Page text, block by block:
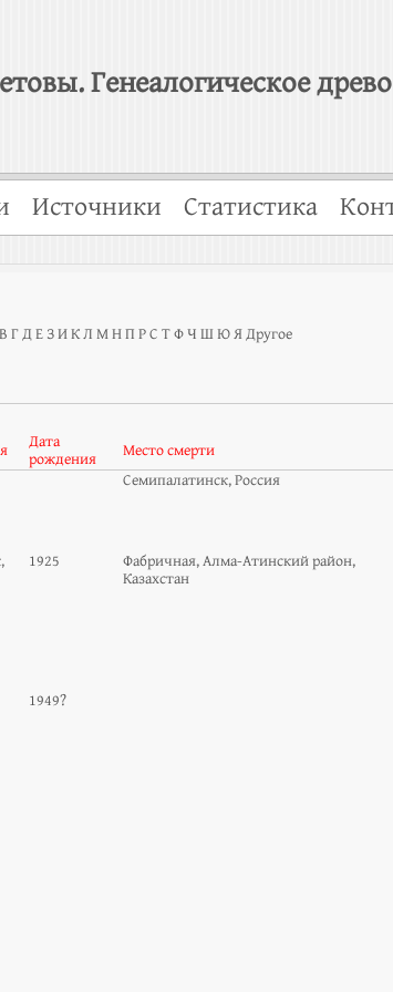
Генеалогическое древо
Источники Статистика
В ГД Е ЗИКЛ МНП РС ТФЧ ШЮЯДругое
Дата
рождения
Место смерти
Семипалатинск, Россия
1925
Фабричная, Алма-Атинский район,
Казахстан
1949?